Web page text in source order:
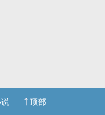
顶部